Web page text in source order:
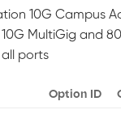
10G Campus
MultiGig and
all ports
Option ID